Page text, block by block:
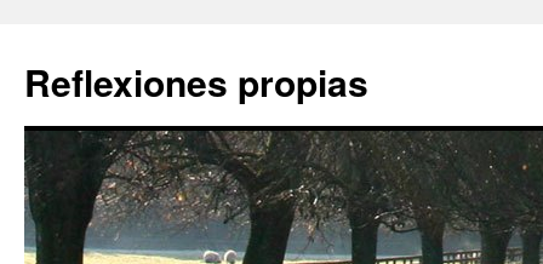
contenido
Reflexiones propias